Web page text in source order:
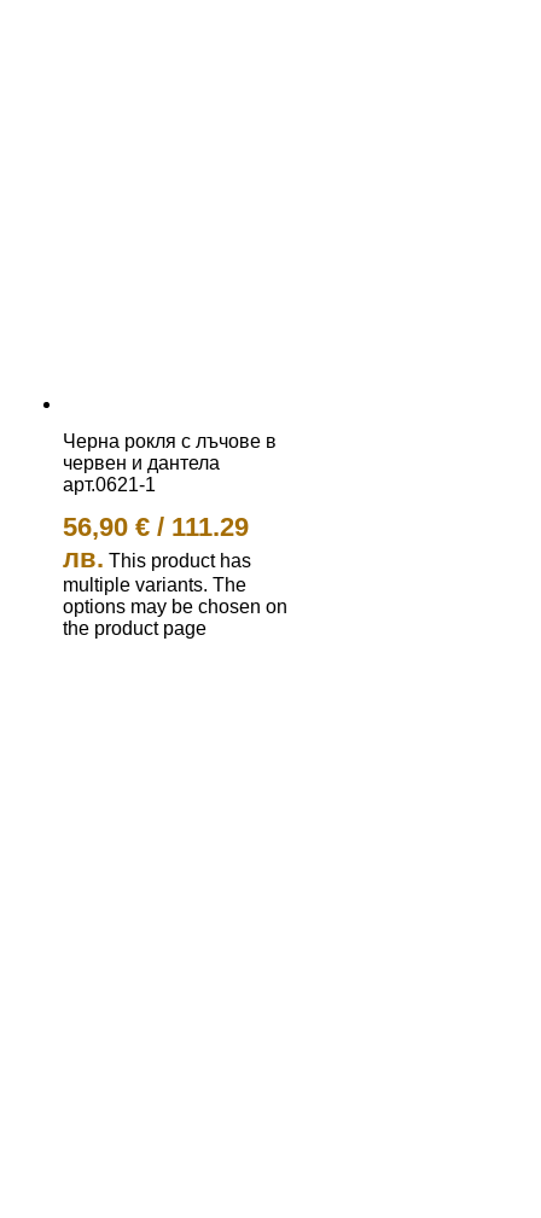
Черна рокля с лъчове в
червен и дантела
арт.0621-1
56,90 € / 111.29
лв. This product has
multiple variants. The
options may be chosen on
the product page